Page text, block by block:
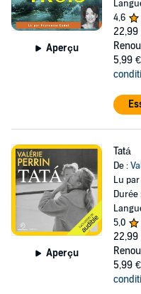
Aperçu
4,6
22,99
5,99
Aperçu
Tatá
De :
Lu par
Durée
5,0
22,99
5,99